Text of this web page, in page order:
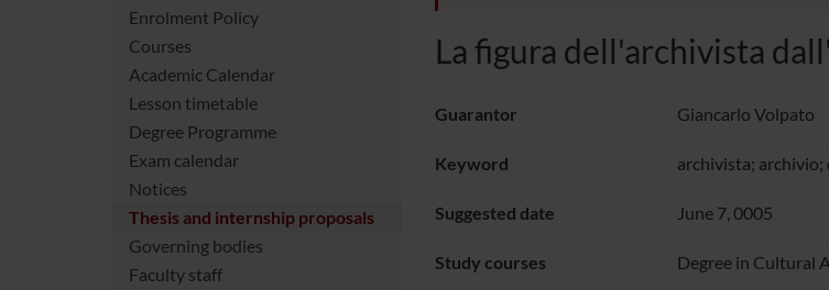
Enrolment Policy
Courses
Academic Calendar
Lesson timetable
Degree Programme
Exam calendar
Notices
Thesis and internship proposals
Governing bodies
Faculty staff
La figura dell'archivista
Guarantor Giancarlo Volpato
Keyword archivista;
Suggested date June 7, 0005
Study courses Degree in Cultural